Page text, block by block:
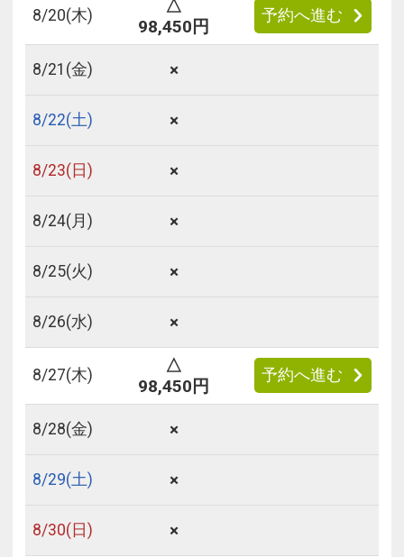
8/20(木)
△
98,450円
予約へ進む
8/21 (金) ×
8/22(土) ×
8/23(日) ×
8/24(月) ×
8/25(火) ×
8/26(水) ×
8/27(木)
△
98,450円
予約へ進む
8/28(金) ×
8/29(土) ×
8/30(日) ×